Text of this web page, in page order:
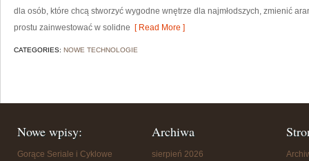
dla osób, które chcą stworzyć wygodne wnętrze dla najmłodszych, zmienić
prostu zainwestować w solidne [ Read More ]
CATEGORIES: NOWE TECHNOLOGIE
Nowe wpisy:
Gorące Seriale i Cyklowe
Archiwa
sierpień 2026